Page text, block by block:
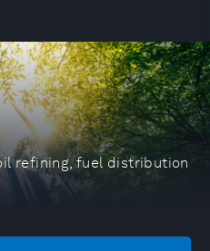
refining, fuel distribution